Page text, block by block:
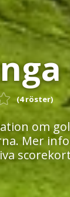
(4 röster)
om
Mer